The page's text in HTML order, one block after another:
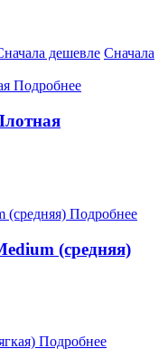
дешевле Сначала
Подробнее
Подробнее
(средняя)
Подробнее